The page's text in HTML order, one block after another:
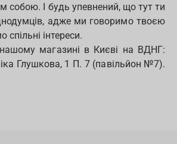
собою. І будь упевнений, що тут ти
адже ми говоримо твоєю
інтереси.
магазині в Києві на ВДНГ:
Глушкова, 1 П. 7 (павільйон №7).